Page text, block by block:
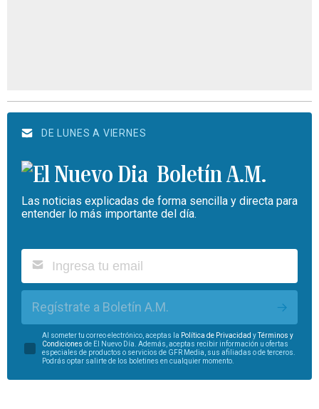
DE LUNES A VIERNES
Boletín A.M.
Las noticias explicadas de forma sencilla y directa para
entender lo más importante del día.
Regístrate a Boletín A.M.
Al someter tu correo electrónico, aceptas la Política de Privacidad yTérminos y
Condiciones de El Nuevo Día. Además, aceptas recibir información u ofertas
especiales de productos o servicios de GFR Media, sus afiliadas o de terceros.
Podrás optar salirte de los boletines en cualquier momento.